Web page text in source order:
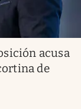
acusa
de